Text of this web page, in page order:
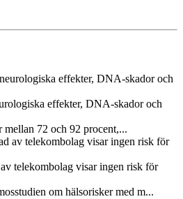
effekter, DNA-skador och
72 och 92 procent,...
telekombolag visar ingen risk för
om hälsorisker med m...